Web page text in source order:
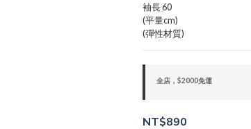
袖長 60
(平量cm)
(彈性材質)
全店，$2000免運
NT$890